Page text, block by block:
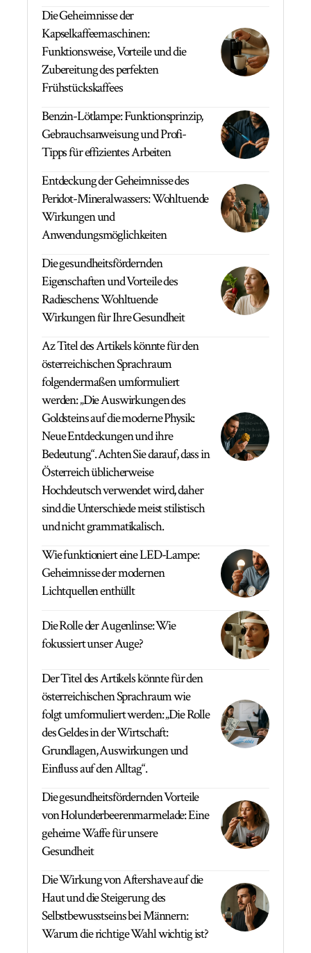
Die Geheimnisse der
Kapselkaffeemaschinen:
Funktionsweise, Vorteile und die
Zubereitung des perfekten
Frühstückskaffees
Benzin-Lötlampe: Funktionsprinzip,
Gebrauchsanweisung und Profi-
Tipps für effizientes Arbeiten
Entdeckung der Geheimnisse des
Peridot-Mineralwassers: Wohltuende
Wirkungen und
Anwendungsmöglichkeiten
Die gesundheitsfördernden
Eigenschaften und Vorteile des
Radieschens: Wohltuende
Wirkungen für Ihre Gesundheit
Az Titel des Artikels könnte für den
österreichischen Sprachraum
folgendermaßen umformuliert
werden: „Die Auswirkungen des
Goldsteins auf die moderne Physik:
Neue Entdeckungen und ihre
Bedeutung“. Achten Sie darauf, dass in
Österreich üblicherweise
Hochdeutsch verwendet wird, daher
sind die Unterschiede meist stilistisch
und nicht grammatikalisch.
Wie funktioniert eine LED-Lampe:
Geheimnisse der modernen
Lichtquellen enthüllt
Die Rolle der Augenlinse: Wie
fokussiert unser Auge?
Der Titel des Artikels könnte für den
österreichischen Sprachraum wie
folgt umformuliert werden: „Die Rolle
des Geldes in der Wirtschaft:
Grundlagen, Auswirkungen und
Einfluss auf den Alltag“.
Die gesundheitsfördernden Vorteile
von Holunderbeerenmarmelade: Eine
geheime Waffe für unsere
Gesundheit
Die Wirkung von Aftershave auf die
Haut und die Steigerung des
Selbstbewusstseins bei Männern:
Warum die richtige Wahl wichtig ist?